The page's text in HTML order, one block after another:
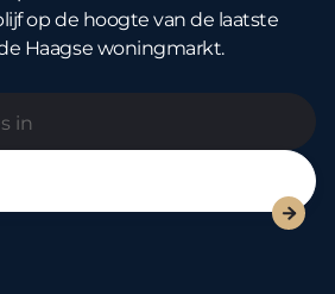
op de hoogte van de laatste
Haagse woningmarkt.
